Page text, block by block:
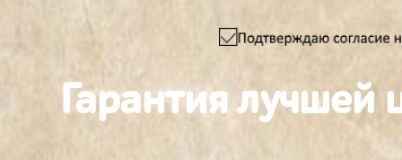
Гарантия лучшей